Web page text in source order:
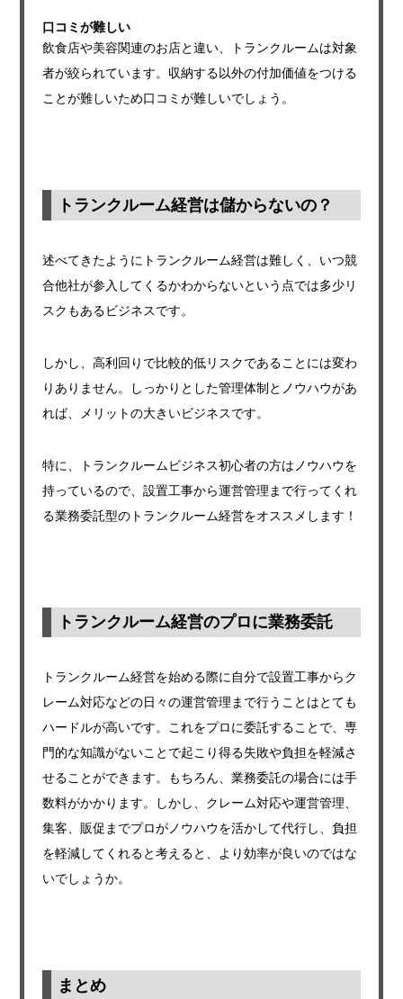
口コミが難しい
飲食店や美容関連のお店と違い、トランクルームは対象
者が絞られています。収納する以外の付加価値をつける
ことが難しいため口コミが難しいでしょう。
トランクルーム経営は儲からないの？
述べてきたようにトランクルーム経営は難しく、いつ競
合他社が参入してくるかわからないという点では多少リ
スクもあるビジネスです。
しかし、高利回りで比較的低リスクであることには変わ
りありません。しっかりとした管理体制とノウハウがあ
れば、メリットの大きいビジネスです。
特に、トランクルームビジネス初心者の方はノウハウを
持っているので、設置工事から運営管理まで行ってくれ
る業務委託型のトランクルーム経営をオススメします！
トランクルーム経営のプロに業務委託
トランクルーム経営を始める際に自分で設置工事からク
レーム対応などの日々の運営管理まで行うことはとても
ハードルが高いです。これをプロに委託することで、専
門的な知識がないことで起こり得る失敗や負担を軽減さ
せることができます。もちろん、業務委託の場合には手
数料がかかります。しかし、クレーム対応や運営管理、
集客、販促までプロがノウハウを活かして代行し、負担
を軽減してくれると考えると、より効率が良いのではな
いでしょうか。
まとめ